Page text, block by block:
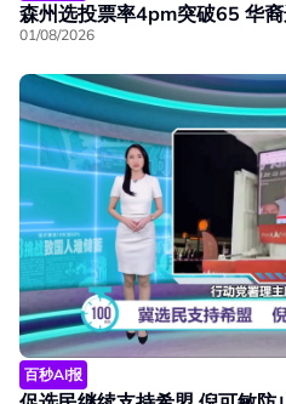
森州选投票率4pm突破65 华
01/08/2026
百秒AI报